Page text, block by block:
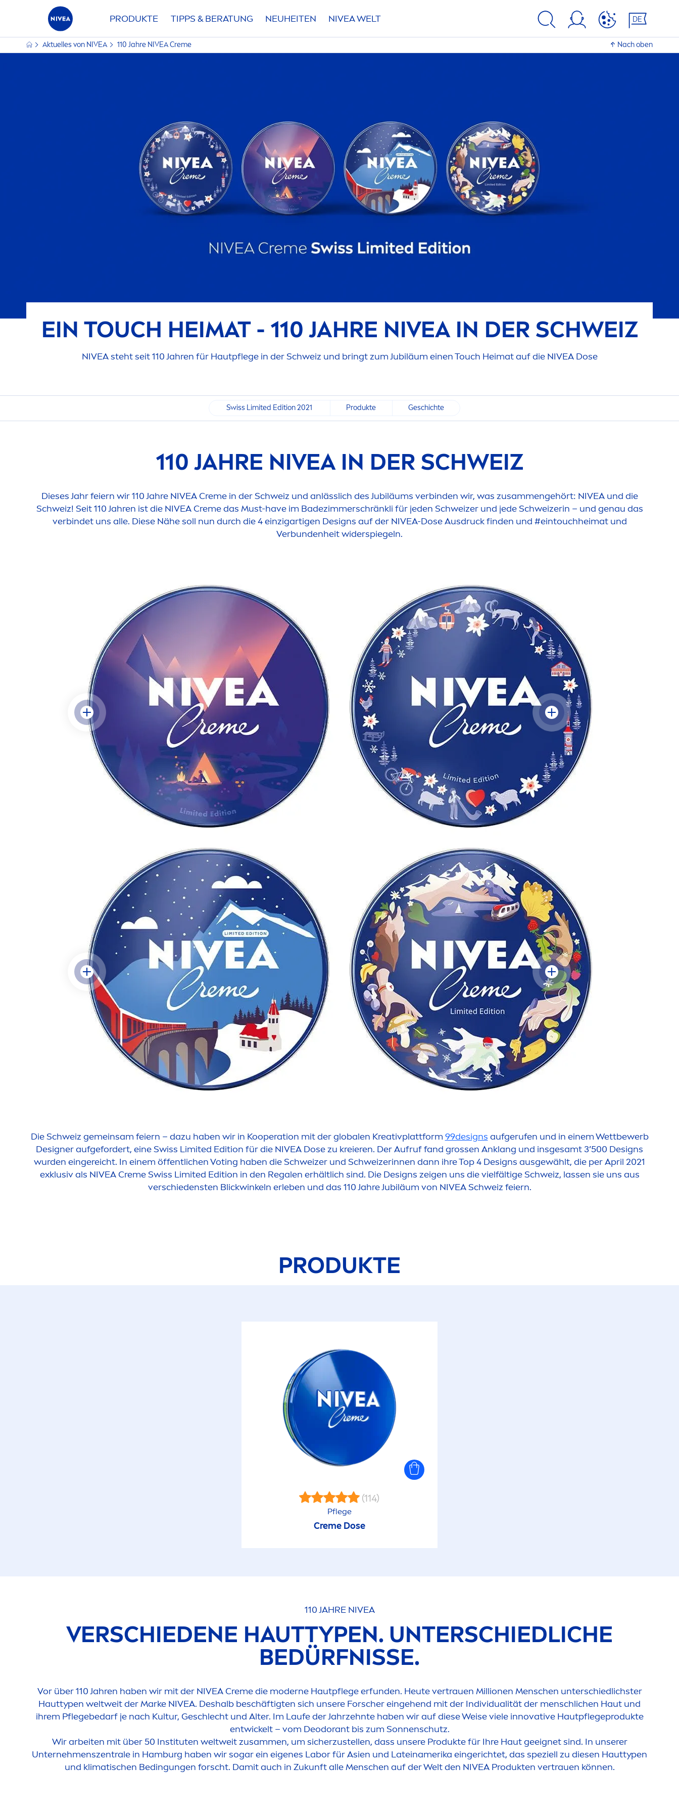
PRODUKTE TIPPS & BERATUNG NEUHEITEN NIVEAWELT DE
Aktuelles von NIVEA 110 Jahre NIVEACreme Nach oben
EIN TOUCH HEIMAT - 110 JAHRE NIVEAIN DER SCHWEIZ
NIVEAsteht seit 110 Jahren für Hautpflege in der Schweiz und bringt zum Jubiläum einen Touch Heimat auf die NIVEADose
Swiss Limited Edition 2021 Produkte Geschichte
110 JAHRE NIVEAIN DER SCHWEIZ
Dieses Jahr feiern wir 110 Jahre NIVEA Cremein der Schweiz und anlässlich des Jubiläums verbinden wir, was zusammengehört: NIVEAund die
Schweiz! Seit 110 Jahren ist die NIVEA Cremedas Must-have im Badezimmerschränkli für jeden Schweizer und jede Schweizerin – und genau das
verbindet uns alle. Diese Nähe soll nun durch die 4 einzigartigen Designs auf der NIVEA-Dose Ausdruck finden und #eintouchheimat und
Verbundenheit widerspiegeln.
Die Schweiz gemeinsam feiern – dazu haben wir in Kooperation mit der globalen Kreativplattform 99designs aufgerufen und in einem Wettbewerb
Designer aufgefordert, eine Swiss Limited Edition für die NIVEA Dose zu kreieren. Der Aufruf fand grossen Anklang und insgesamt 3’500 Designs
wurden eingereicht. In einem öffentlichen Voting haben die Schweizer und Schweizerinnen dann ihre Top 4 Designs ausgewählt, die per April 2021
exklusiv als NIVEA CremeSwiss Limited Edition in den Regalen erhältlich sind. Die Designs zeigen uns die vielfältige Schweiz, lassen sie uns aus
verschiedensten Blickwinkeln erleben und das 110 Jahre Jubiläum von NIVEASchweiz feiern.
PRODUKTE
(114)
Pflege
CremeDose
110 JAHRE NIVEA
VERSCHIEDENE HAUTTYPEN. UNTERSCHIEDLICHE
BEDÜRFNISSE.
Vor über 110 Jahren haben wir mit der NIVEA Cremedie moderne Hautpflege erfunden. Heute vertrauen Millionen Menschen unterschiedlichster
Hauttypen weltweit der Marke NIVEA. Deshalb beschäftigten sich unsere Forscher eingehend mit der Individualität der menschlichen Haut und
ihrem Pflegebedarf je nach Kultur, Geschlecht und Alter. Im Laufe der Jahrzehnte haben wir auf diese Weise viele innovative Hautpflegeprodukte
entwickelt – vom Deodorant bis zum Sonnenschutz.
Wir arbeiten mit über 50 Instituten weltweit zusammen, um sicherzustellen, dass unsere Produkte für Ihre Haut geeignet sind. In unserer
Unternehmenszentrale in Hamburg haben wir sogar ein eigenes Labor für Asien und Lateinamerika eingerichtet, das speziell zu diesen Hauttypen
und klimatischen Bedingungen forscht. Damit auch in Zukunft alleMenschen auf der Welt den NIVEAProdukten vertrauen können.